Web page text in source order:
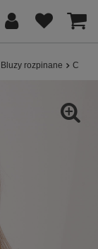
Bluzy rozpinane